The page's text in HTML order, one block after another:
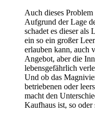
Auch dieses
Aufgrund der Lage
schadet es dieser als
ein so ein großer
erlauben kann, auch
Angebot, aber die
lebensgefährlich
Und ob das
betriebenen oder
macht den
Kaufhaus ist, so oder